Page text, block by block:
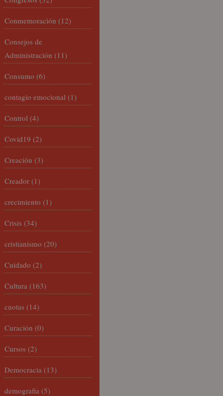
Conmemoración (12)
Consejos de
Administración (11)
Consumo (6)
contagio emocional (1)
Control (4)
Covid19 (2)
Creación (3)
Creador (1)
crecimiento (1)
Crisis (34)
cristianismo (20)
Cuidado (2)
Cultura (163)
cuotas (14)
Curación (0)
Cursos (2)
Democracia (13)
demografia (5)